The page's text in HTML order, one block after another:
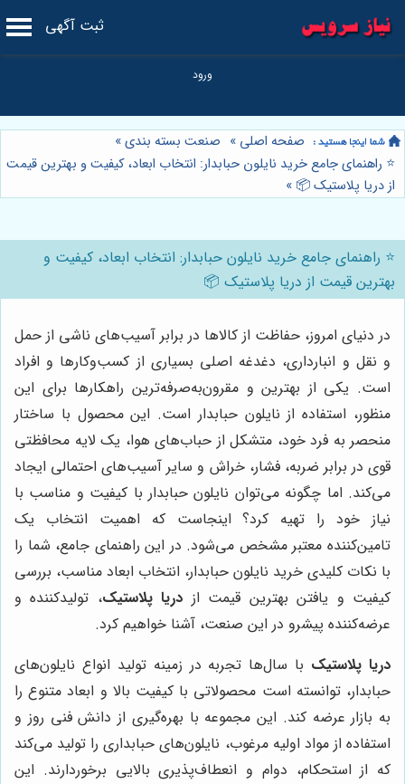
ثبت آگهی
صفحه اصلی » صنعت بسته بندی»
⭐️ راهنمای جامع خرید نایلون حبابدار: انتخاب ابعاد، کیفیت و بهترین قیمت
از دریا پلاستیک 📦 »
⭐️ راهنمای جامع خرید نایلون حبابدار: انتخاب ابعاد، کیفیت و
بهترین قیمت از دریا پلاستیک 📦
در دنیای امروز، حفاظت از کالاها در برابر آسیب‌های ناشی از حمل
و نقل و انبارداری، دغدغه اصلی بسیاری از کسب‌وکارها و افراد
است. یکی از بهترین و مقرون‌به‌صرفه‌ترین راهکارها برای این
منظور، استفاده از نایلون حبابدار است. این محصول با ساختار
منحصر به فرد خود، متشکل از حباب‌های هوا، یک لایه محافظتی
قوی در برابر ضربه، فشار، خراش و سایر آسیب‌های احتمالی ایجاد
می‌کند. اما چگونه می‌توان نایلون حبابدار با کیفیت و مناسب با
نیاز خود را تهیه کرد؟ اینجاست که اهمیت انتخاب یک
تامین‌کننده معتبر مشخص می‌شود. در این راهنمای جامع، شما را
با نکات کلیدی خرید نایلون حبابدار، انتخاب ابعاد مناسب، بررسی
کیفیت و یافتن بهترین قیمت از دریا پلاستیک، تولیدکننده و
عرضه‌کننده پیشرو در این صنعت، آشنا خواهیم کرد.
دریا پلاستیک با سال‌ها تجربه در زمینه تولید انواع نایلون‌های
حبابدار، توانسته است محصولاتی با کیفیت بالا و ابعاد متنوع را
به بازار عرضه کند. این مجموعه با بهره‌گیری از دانش فنی روز و
استفاده از مواد اولیه مرغوب، نایلون‌های حبابداری را تولید می‌کند
که از استحکام، دوام و انعطاف‌پذیری بالایی برخوردارند. این